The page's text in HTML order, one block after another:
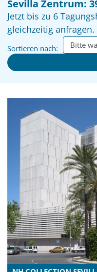
Sevilla Zentrum:
Jetzt bis zu 6
gleichzeitig anfragen.
Sortieren nach: